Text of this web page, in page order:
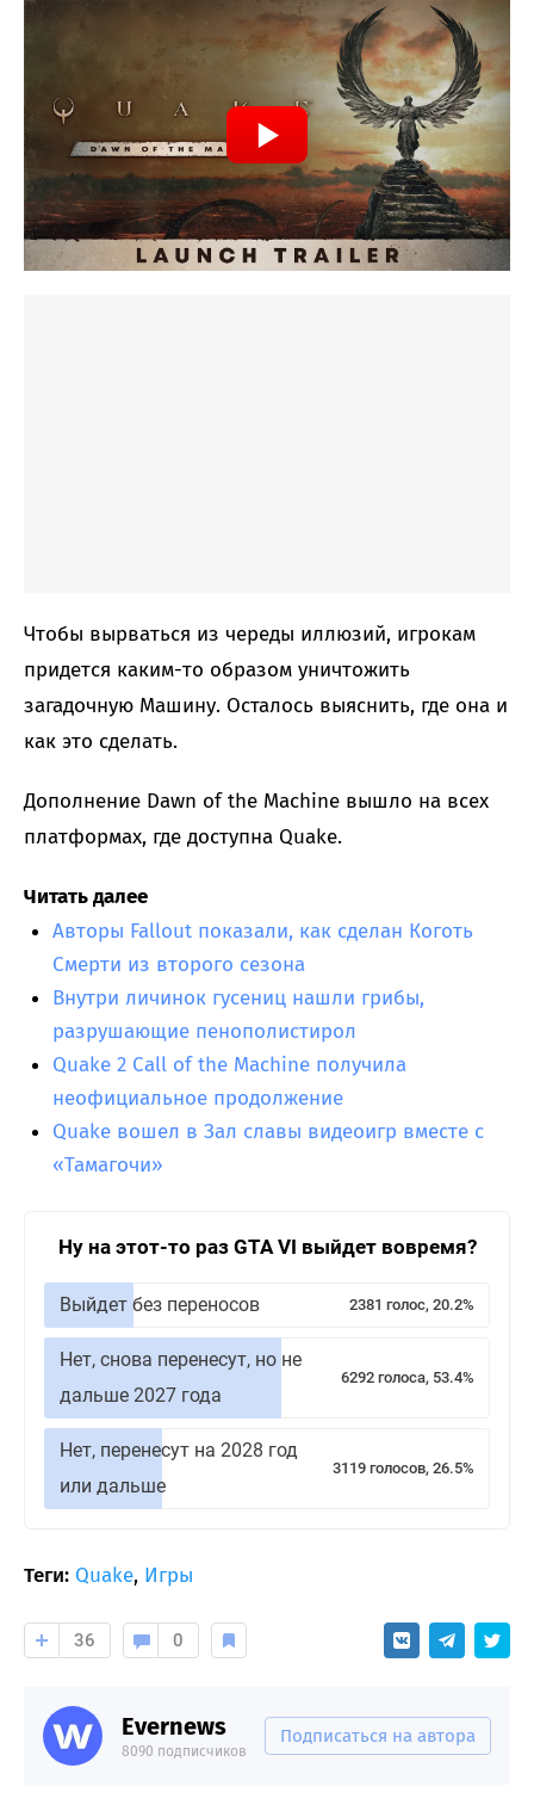
Чтобы вырваться из череды иллюзий, игрокам
придется каким-то образом уничтожить
загадочную Машину. Осталось выяснить, где она и
как это сделать.
Дополнение Dawn of the Machine вышло на всех
платформах, где доступна Quake.
Читать далее
Авторы Fallout показали, как сделан Коготь
Смерти из второго сезона
Внутри личинок гусениц нашли грибы,
разрушающие пенополистирол
Quake 2 Call of the Machine получила
неофициальное продолжение
Quake вошел в Зал славы видеоигр вместе с
«Тамагочи»
Ну на этот-то раз GTA VI выйдет вовремя?
Выйдет без переносов 2381 голос, 20.2%
Нет, снова перенесут, но не
дальше 2027 года
6292 голоса, 53.4%
Нет, перенесут на 2028 год
или дальше
3119 голосов, 26.5%
Теги: Quake, Игры
36 0
Evernews
8090 подписчиков
Подписаться на автора